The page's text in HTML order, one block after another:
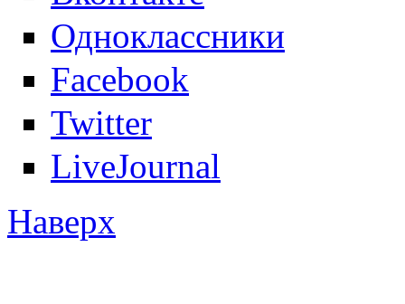
Одноклассники
Facebook
Twitter
LiveJournal
Наверх